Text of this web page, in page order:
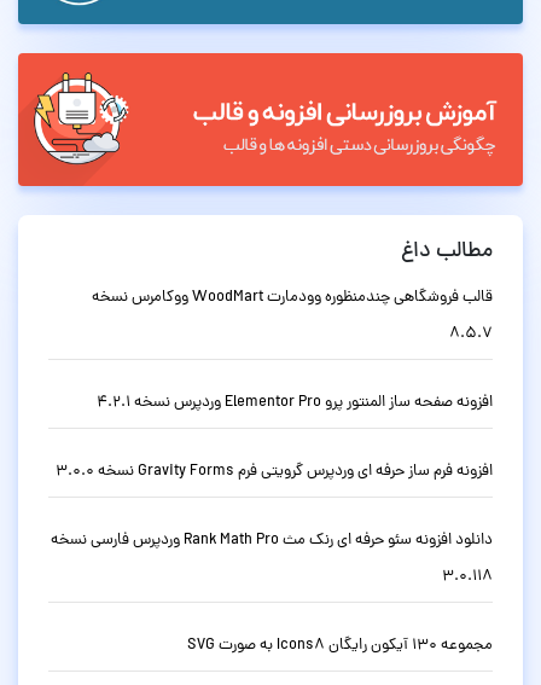
مطالب داغ
قالب فروشگاهی چندمنظوره وودمارت WoodMart ووکامرس نسخه
8.5.7
افزونه صفحه ساز المنتور پرو Elementor Pro وردپرس نسخه 4.2.1
افزونه فرم ساز حرفه ای وردپرس گرویتی فرم Gravity Forms نسخه 3.0.0
دانلود افزونه سئو حرفه ای رنک مث Rank Math Pro وردپرس فارسی نسخه
3.0.118
مجموعه 130 آیکون رایگان Icons8 به صورت SVG